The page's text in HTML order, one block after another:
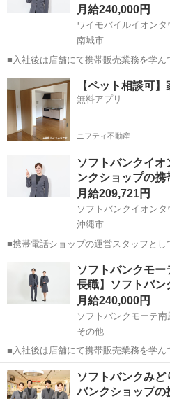
月給240,000円
ワイモバイルイオン
南城市
■入社後は店舗にて携帯販売業務を学んでいただ
は副店長として店長の補佐として店舗運
目からは店長として1店舗をお任せし
に応じて期間は異なります...
沖縄 南城市 その他
【ペット相談可
無料アプリ
ニフティ不動産
ソフトバンクイ
ンクショップの
月給209,721円
ソフトバンクイオン
沖縄市
■携帯電話ショップの運営スタッフとし
Android、iPhone、iPadなどの端末及び
緊張するかもしれませんが、「お客様
持ちがあれば大丈夫です。...
その他
ソフトバンクモ
長職】ソフトバ
月給240,000円
ソフトバンクモーテ
その他
■入社後は店舗にて携帯販売業務を学んでいただ
は副店長として店長の補佐として店舗運
目からは店長として1店舗をお任せし
に応じて期間は異なります...
沖縄 その他 その他
ソフトバンクみど
バンクショップ